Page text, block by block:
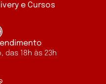
e Cursos
das 18h às 23h